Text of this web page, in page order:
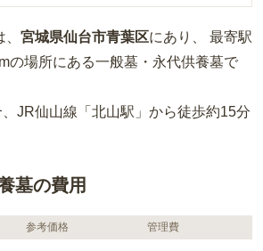
、 宮城県仙台市青葉区にあり、 最寄駅
の場所にある一般墓・永代供養墓で
、JR仙山線「北山駅」から徒歩約15分
墓の費用
参考価格 管理費